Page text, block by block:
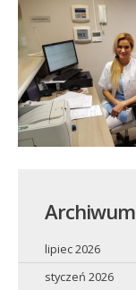
Archiwum
lipiec 2026
styczeń 2026